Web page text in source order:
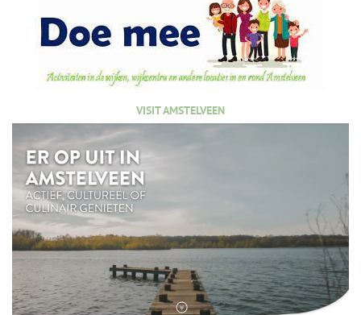
VISIT AMSTELVEEN